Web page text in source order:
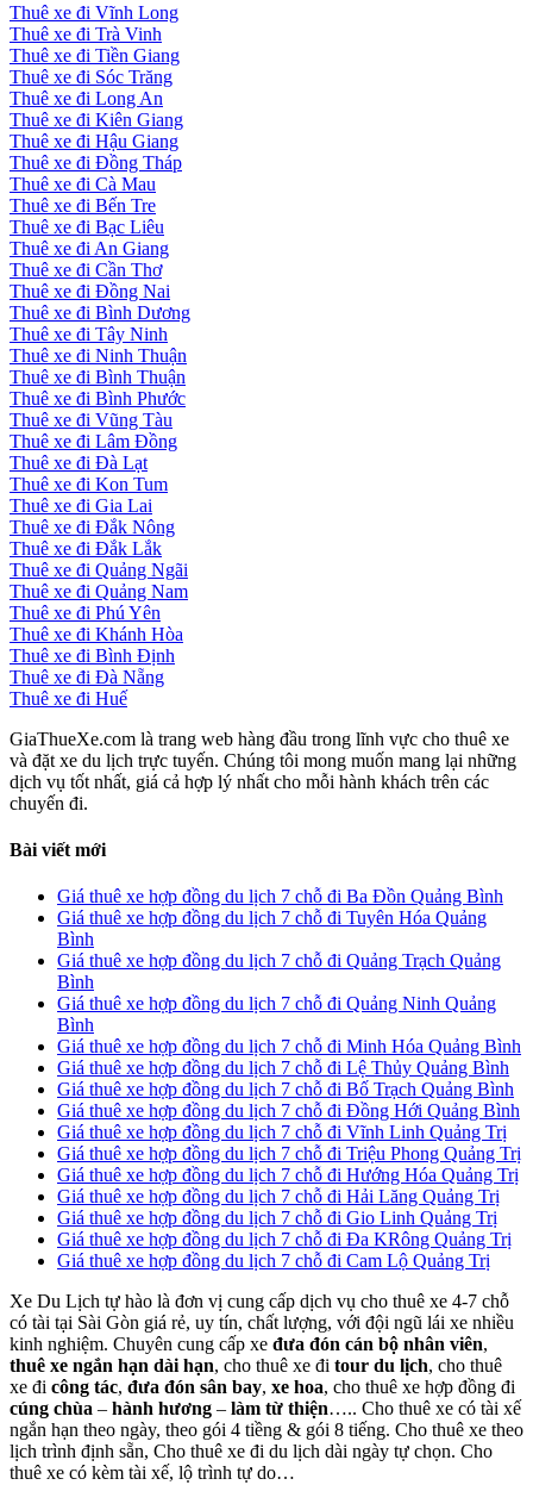
Thuê xe đi Vĩnh Long
Thuê xe đi Trà Vinh
Thuê xe đi Tiền Giang
Thuê xe đi Sóc Trăng
Thuê xe đi Long An
Thuê xe đi Kiên Giang
Thuê xe đi Hậu Giang
Thuê xe đi Đồng Tháp
Thuê xe đi Cà Mau
Thuê xe đi Bến Tre
Thuê xe đi Bạc Liêu
Thuê xe đi An Giang
Thuê xe đi Cần Thơ
Thuê xe đi Đồng Nai
Thuê xe đi Bình Dương
Thuê xe đi Tây Ninh
Thuê xe đi Ninh Thuận
Thuê xe đi Bình Thuận
Thuê xe đi Bình Phước
Thuê xe đi Vũng Tàu
Thuê xe đi Lâm Đồng
Thuê xe đi Đà Lạt
Thuê xe đi Kon Tum
Thuê xe đi Gia Lai
Thuê xe đi Đắk Nông
Thuê xe đi Đắk Lắk
Thuê xe đi Quảng Ngãi
Thuê xe đi Quảng Nam
Thuê xe đi Phú Yên
Thuê xe đi Khánh Hòa
Thuê xe đi Bình Định
Thuê xe đi Đà Nẵng
Thuê xe đi Huế
GiaThueXe.com là trang web hàng đầu trong lĩnh vực cho thuê xe
và đặt xe du lịch trực tuyến. Chúng tôi mong muốn mang lại những
dịch vụ tốt nhất, giá cả hợp lý nhất cho mỗi hành khách trên các
chuyến đi.
Bài viết mới
Giá thuê xe hợp đồng du lịch 7 chỗ đi Ba Đồn Quảng Bình
Giá thuê xe hợp đồng du lịch 7 chỗ đi Tuyên Hóa Quảng
Bình
Giá thuê xe hợp đồng du lịch 7 chỗ đi Quảng Trạch Quảng
Bình
Giá thuê xe hợp đồng du lịch 7 chỗ đi Quảng Ninh Quảng
Bình
Giá thuê xe hợp đồng du lịch 7 chỗ đi Minh Hóa Quảng Bình
Giá thuê xe hợp đồng du lịch 7 chỗ đi Lệ Thủy Quảng Bình
Giá thuê xe hợp đồng du lịch 7 chỗ đi Bố Trạch Quảng Bình
Giá thuê xe hợp đồng du lịch 7 chỗ đi Đồng Hới Quảng Bình
Giá thuê xe hợp đồng du lịch 7 chỗ đi Vĩnh Linh Quảng Trị
Giá thuê xe hợp đồng du lịch 7 chỗ đi Triệu Phong Quảng Trị
Giá thuê xe hợp đồng du lịch 7 chỗ đi Hướng Hóa Quảng Trị
Giá thuê xe hợp đồng du lịch 7 chỗ đi Hải Lăng Quảng Trị
Giá thuê xe hợp đồng du lịch 7 chỗ đi Gio Linh Quảng Trị
Giá thuê xe hợp đồng du lịch 7 chỗ đi Đa KRông Quảng Trị
Giá thuê xe hợp đồng du lịch 7 chỗ đi Cam Lộ Quảng Trị
Xe Du Lịch tự hào là đơn vị cung cấp dịch vụ cho thuê xe 4-7 chỗ
có tài tại Sài Gòn giá rẻ, uy tín, chất lượng, với đội ngũ lái xe nhiều
kinh nghiệm. Chuyên cung cấp xe đưa đón cán bộ nhân viên,
thuê xe ngắn hạn dài hạn, cho thuê xe đi tour du lịch, cho thuê
xe đi công tác, đưa đón sân bay, xe hoa, cho thuê xe hợp đồng đi
cúng chùa – hành hương – làm từ thiện….. Cho thuê xe có tài xế
ngắn hạn theo ngày, theo gói 4 tiềng & gói 8 tiếng. Cho thuê xe theo
lịch trình định sẵn, Cho thuê xe đi du lịch dài ngày tự chọn. Cho
thuê xe có kèm tài xế, lộ trình tự do…